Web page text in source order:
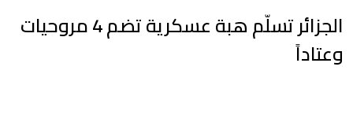
الجزائر تسلّم هبة عسكرية تضم 4 مروحيات
وعتاداً